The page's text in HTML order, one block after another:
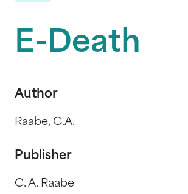
E-Death
Author
Raabe, C.A.
Publisher
C. A. Raabe